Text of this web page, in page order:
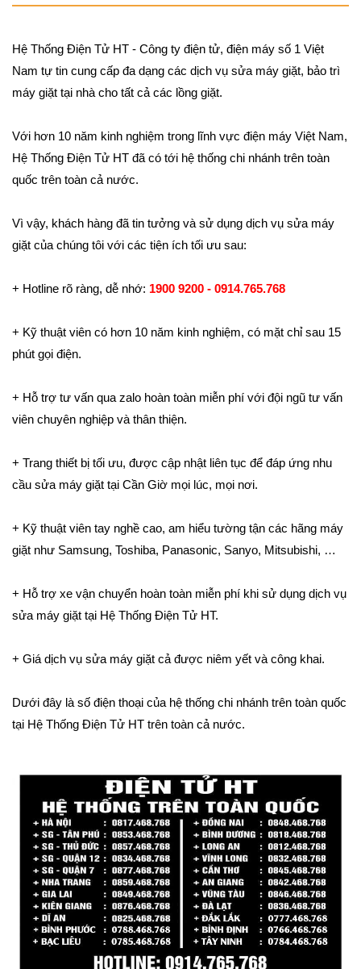
Hệ Thống Điện Tử HT - Công ty điện tử, điện máy số 1 Việt
Nam tự tin cung cấp đa dạng các dịch vụ sửa máy giặt, bảo trì
máy giặt tại nhà cho tất cả các lồng giặt.
Với hơn 10 năm kinh nghiệm trong lĩnh vực điện máy Việt Nam,
Hệ Thống Điện Tử HT đã có tới hệ thống chi nhánh trên toàn
quốc trên toàn cả nước.
Vì vậy, khách hàng đã tin tưởng và sử dụng dịch vụ sửa máy
giặt của chúng tôi với các tiện ích tối ưu sau:
+ Hotline rõ ràng, dễ nhớ: 1900 9200 - 0914.765.768
+ Kỹ thuật viên có hơn 10 năm kinh nghiệm, có mặt chỉ sau 15
phút gọi điện.
+ Hỗ trợ tư vấn qua zalo hoàn toàn miễn phí với đội ngũ tư vấn
viên chuyên nghiệp và thân thiện.
+ Trang thiết bị tối ưu, được cập nhật liên tục để đáp ứng nhu
cầu sửa máy giặt tại Cần Giờ mọi lúc, mọi nơi.
+ Kỹ thuật viên tay nghề cao, am hiểu tường tận các hãng máy
giặt như Samsung, Toshiba, Panasonic, Sanyo, Mitsubishi, …
+ Hỗ trợ xe vận chuyển hoàn toàn miễn phí khi sử dụng dịch vụ
sửa máy giặt tại Hệ Thống Điện Tử HT.
+ Giá dịch vụ sửa máy giặt cả được niêm yết và công khai.
Dưới đây là số điện thoại của hệ thống chi nhánh trên toàn quốc
tại Hệ Thống Điện Tử HT trên toàn cả nước.